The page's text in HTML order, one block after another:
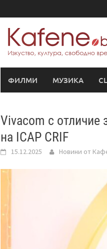
ФИЛМИ МУЗИКА
Vivacom с отличие
на ICAP CRIF
15.12.2025 Новини от